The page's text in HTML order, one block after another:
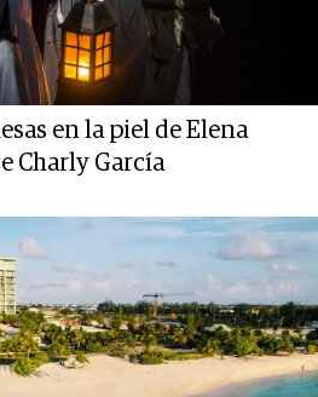
en la piel de Elena
Charly García